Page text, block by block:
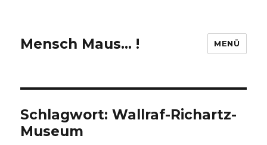
Mensch Maus… ! MENÜ
Schlagwort:Wallraf-Richartz-
Museum